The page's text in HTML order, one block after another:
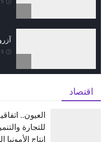
5 يناير 2021
اقتصاد
العيون..
إنتاج